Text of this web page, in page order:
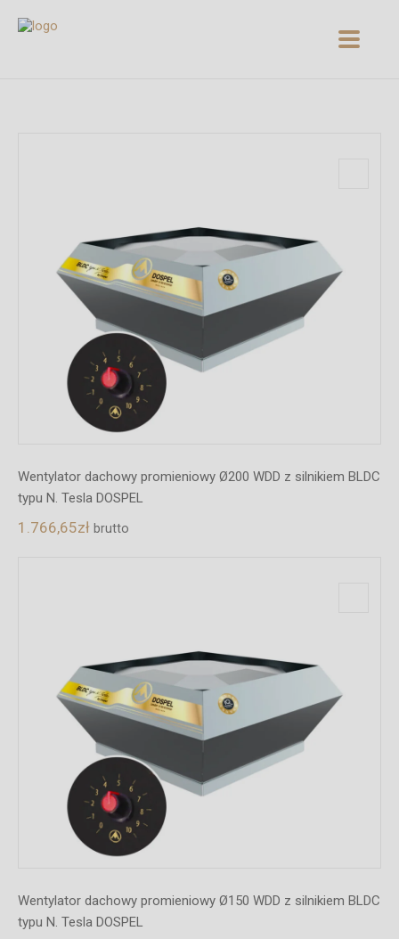
Wentylator dachowy promieniowy Ø200 WDD z silnikiem BLDC
typu N. Tesla DOSPEL
1.766,65zł brutto
Wentylator dachowy promieniowy Ø150 WDD z silnikiem BLDC
typu N. Tesla DOSPEL